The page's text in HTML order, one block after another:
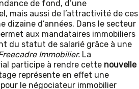
de fond, d’une
mais aussi de l’attractivité de ces
dizaine d’années. Dans le secteur
aux mandataires immobiliers
du statut de salarié grâce à une
Immobilier. La
participe à rendre cette nouvelle
représente en effet une
le négociateur immobilier